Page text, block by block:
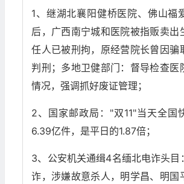
1、继湖北襄阳健桥医院、佛山福
后，广西南宁城和医院被指贩卖出
任人已被刑拘，原经营院长曾因骗
判刑；多地卫健部门：督导检查医
情况，强调抓好废证管理；
2、国家邮政局："双11"当天全国
6.39亿件，是平日的1.87倍；
3、公安机关通缉4名缅北电诈头目
诈，涉嫌故意杀人，明学昌、明国